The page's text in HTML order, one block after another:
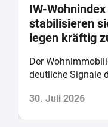
IW-
stabilisieren
legen kräftig
Der
deutliche Signale
30. Juli 2026